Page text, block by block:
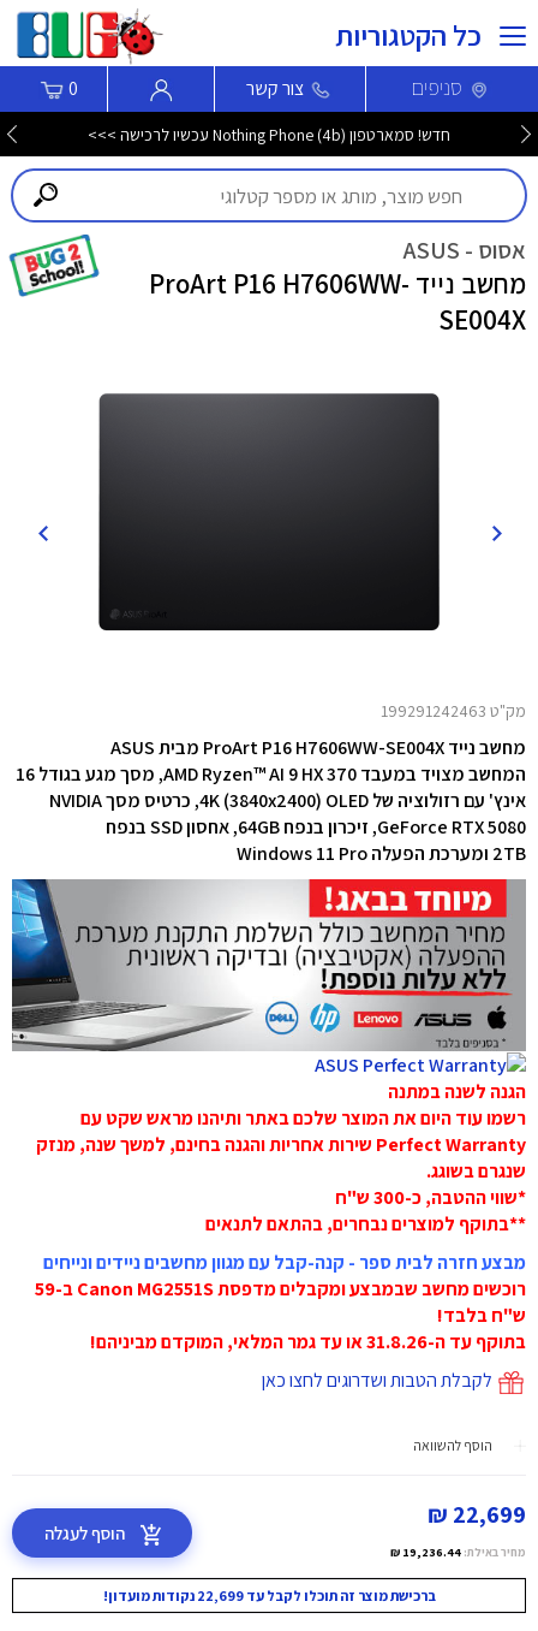
כל הקטגוריות
סניפים צור קשר 0
מגוון מוצרי חשמל במחירים משתלמים >>
אסוס - ASUS
מחשב נייד ProArt P16 H7606WW-
SE004X
מק"ט 199291242463
מחשב נייד ProArt P16 H7606WW-SE004X מבית ASUS
המחשב מצויד במעבד AMD Ryzen™ AI 9 HX 370, מסך מגע בגודל 16
אינץ' עם רזולוציה של 4K (3840x2400) OLED, כרטיס מסך NVIDIA
GeForce RTX 5080, זיכרון בנפח 64GB, אחסון SSD בנפח
2TB ומערכת הפעלה Windows 11 Pro
הגנה לשנה במתנה
רשמו עוד היום את המוצר שלכם באתר ותיהנו מראש שקט עם
Perfect Warranty שירות אחריות והגנה בחינם, למשך שנה, מנזק
שנגרם בשוגג.
*שווי ההטבה, כ-300 ש"ח
**בתוקף למוצרים נבחרים, בהתאם לתנאים
מבצע חזרה לבית ספר - קנה-קבל עם מגוון מחשבים ניידים ונייחים
רוכשים מחשב שבמבצע ומקבלים מדפסת Canon MG2551S ב-59
ש"ח בלבד!
בתוקף עד ה-31.8.26 או עד גמר המלאי, המוקדם מביניהם!
לקבלת הטבות ושדרוגים לחצו כאן
הוסף להשוואה
22,699 ₪
מחיר באילת: 19,236.44 ₪
הוסף לעגלה
ברכישת מוצר זה תוכלו לקבל עד 22,699 נקודות מועדון!